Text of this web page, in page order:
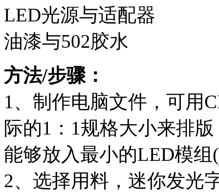
LED光源与适配器
油漆与502胶水
方法/步骤：
1、制作电脑文件，可用
际的1：1规格大小来排
能够放入最小的LED模
2、选择用料，迷你发光